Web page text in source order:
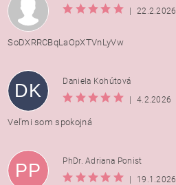
| 22.2.2026
SoDXRRCBqLaOpXTVnLyVw
DK
Daniela Kohútová
|
4.2.2026
Veľmi som spokojná
PP
PhDr. Adriana Ponist
|
19.1.2026